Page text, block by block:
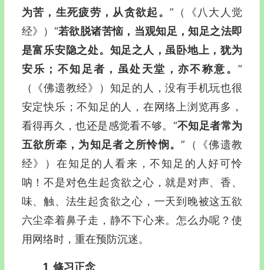
为苦，生死疲劳，从贪欲起。 ” （《八大人觉
经》） “若欲脱诸苦恼，当观知足，知足之法即
是富乐安隐之处。知足之人，虽卧地上，犹为
安乐；不知足者，虽处天堂，亦不称意。 ”
（《佛遗教经》） 知足的人，没有手机玩也很
安定快乐；不知足的人，在网络上浏览再多，
看得再久，也还是感觉看不够。“不知足者常为
五欲所牵，为知足者之所怜悯。” （《佛遗教
经》） 在知足的人看来，不知足的人好可怜
呐！不是对色生起贪欲之心，就是对声、香、
味、触、法生起贪欲之心，一天到晚被这五欲
六尘牵着鼻子走，静不下心来。怎么办呢？使
用网络时，重在预防沉迷。
1 修习正念